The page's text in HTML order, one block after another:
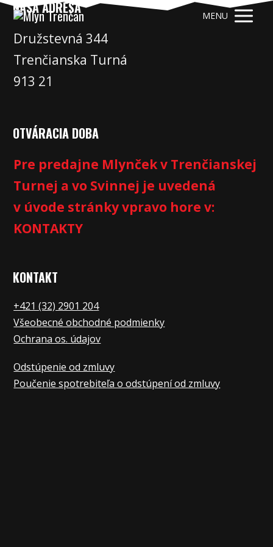
MENU
NAŠA ADRESA
Družstevná 344
Trenčianska Turná
913 21
OTVÁRACIA DOBA
Pre predajne Mlynček v Trenčianskej
Turnej a vo Svinnej je uvedená
v úvode stránky vpravo hore v:
KONTAKTY
KONTAKT
+421 (32) 2901 204
Všeobecné obchodné podmienky
Ochrana os. údajov
Odstúpenie od zmluvy
Poučenie spotrebiteľa o odstúpení od zmluvy